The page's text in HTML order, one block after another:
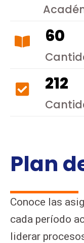
60
212
Plan
Conoce las
cada período
liderar